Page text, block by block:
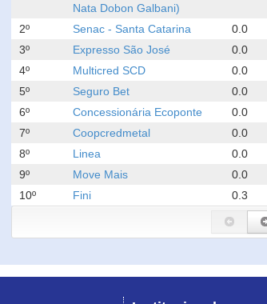
Nata Dobon Galbani)
2º Senac - Santa Catarina
0.0
3º
Expresso São José
0.0
4º
Multicred SCD
0.0
5º
Seguro Bet
0.0
6º
Concessionária Ecoponte
0.0
7º
Coopcredmetal
0.0
8º
Linea
0.0
9º
Move Mais
0.0
10º
Fini 0.3